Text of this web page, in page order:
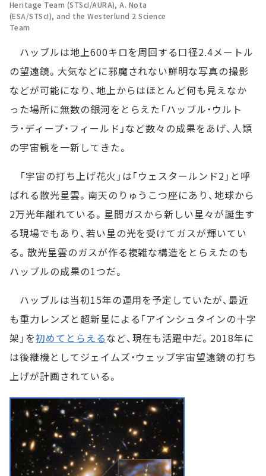
Heritage Team (STScI/AURA), A. Nota
(ESA/STScI), and the Westerlund 2 Science
Team
ハッブルは地上600キロを周回する口径2.4メートル
の望遠鏡。大気などに邪魔されない鮮明な写真の撮影
などが可能になり、地上からはほとんど何も見えなか
った場所に無数の銀河をとらえた「ハッブル・ウルト
ラ・ディープ・フィールド」など数々の成果をあげ、人類
の宇宙観を一新してきた。
「宇宙の打ち上げ花火」は「ウェスタールンド2」と呼
ばれる散光星雲。南天のりゅうこつ座にあり、地球から
2万光年離れている。星間ガスから新しい星々が誕生す
る現場でもあり、若い星の光を受けてガスが輝いてい
る。散光星雲のガスが作る複雑な構造をとらえたのも
ハッブルの成果の1つだ。
ハッブルは当初15年の運用を予定していたが、最近
も重力レンズと超新星による「アインシュタインの十字
架」を初めてとらえるなど、現在も活躍中だ。2018年に
は後継機としてジェイムズ・ウェッブ宇宙望遠鏡の打ち
上げが計画されている。